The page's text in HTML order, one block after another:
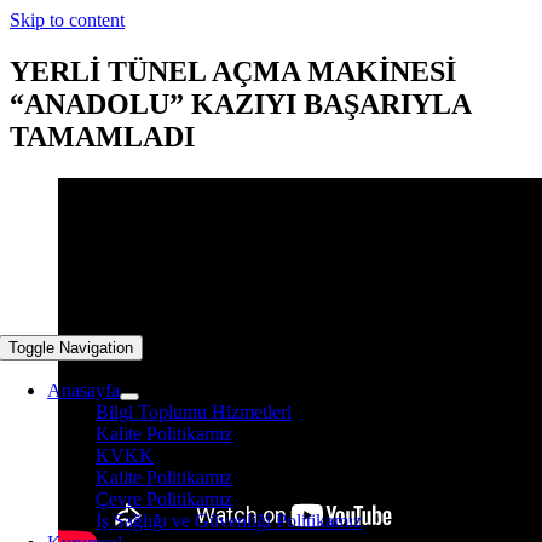
Skip to content
Toggle Navigation
Anasayfa
Bilgi Toplumu Hizmetleri
Kalite Politikamız
KVKK
Kalite Politikamız
Çevre Politikamız
İş Sağlığı ve Güvenliği Politikamız
YERLİ TÜNEL AÇMA MAKİNESİ
“ANADOLU” KAZIYI BAŞARIYLA
TAMAMLADI